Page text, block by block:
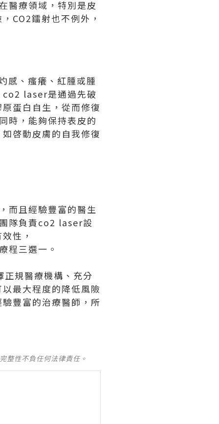
醫療領域，特別是皮
CO2鐳射也不例外，
感、瘙癢、紅腫或腫
co2 laser是通過先破
蛋白自生，從而修復
時，能夠保持表皮的
啓動皮膚的自我修復
而且經驗豐富的醫生
隊負責co2 laser設
性，
程三選一。
規醫療機構、充分
最大程度的降低風險
豐富的治療醫師，所
整性不負任何法律責任。